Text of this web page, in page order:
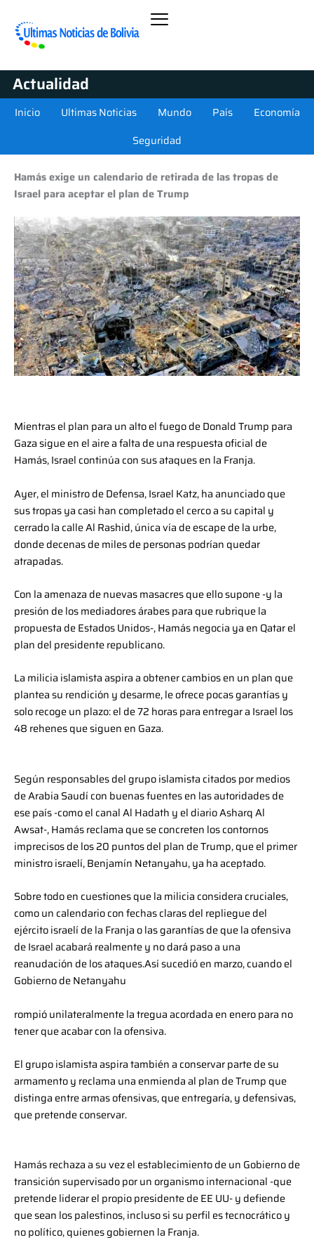
Actualidad
Inicio Ultimas Noticias Mundo País
Economía
Seguridad
Hamás exige un calendario de retirada de las tropas de
Israel para aceptar el plan de Trump
Mientras el plan para un alto el fuego de Donald Trump para
Gaza sigue en el aire a falta de una respuesta oficial de
Hamás, Israel continúa con sus ataques en la Franja.
Ayer, el ministro de Defensa, Israel Katz, ha anunciado que
sus tropas ya casi han completado el cerco a su capital y
cerrado la calle Al Rashid, única vía de escape de la urbe,
donde decenas de miles de personas podrían quedar
atrapadas.
Con la amenaza de nuevas masacres que ello supone -y la
presión de los mediadores árabes para que rubrique la
propuesta de Estados Unidos-, Hamás negocia ya en Qatar el
plan del presidente republicano.
La milicia islamista aspira a obtener cambios en un plan que
plantea su rendición y desarme, le ofrece pocas garantías y
solo recoge un plazo: el de 72 horas para entregar a Israel los
48 rehenes que siguen en Gaza.
Según responsables del grupo islamista citados por medios
de Arabia Saudí con buenas fuentes en las autoridades de
ese país -como el canal Al Hadath y el diario Asharq Al
Awsat-, Hamás reclama que se concreten los contornos
imprecisos de los 20 puntos del plan de Trump, que el primer
ministro israelí, Benjamín Netanyahu, ya ha aceptado.
Sobre todo en cuestiones que la milicia considera cruciales,
como un calendario con fechas claras del repliegue del
ejército israelí de la Franja o las garantías de que la ofensiva
de Israel acabará realmente y no dará paso a una
reanudación de los ataques.Así sucedió en marzo, cuando el
Gobierno de Netanyahu
rompió unilateralmente la tregua acordada en enero para no
tener que acabar con la ofensiva.
El grupo islamista aspira también a conservar parte de su
armamento y reclama una enmienda al plan de Trump que
distinga entre armas ofensivas, que entregaría, y defensivas,
que pretende conservar.
Hamás rechaza a su vez el establecimiento de un Gobierno de
transición supervisado por un organismo internacional -que
pretende liderar el propio presidente de EE UU- y defiende
que sean los palestinos, incluso si su perfil es tecnocrático y
no político, quienes gobiernen la Franja.